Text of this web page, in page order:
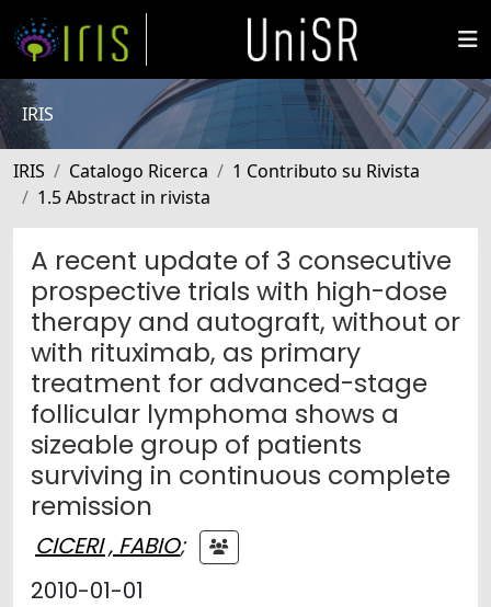
IRIS
IRIS Catalogo Ricerca
1 Contributo su Rivista
1.5 Abstract in rivista
A recent update of 3 consecutive
prospective trials with high-dose
therapy and autograft, without or
with rituximab, as primary
treatment for advanced-stage
follicular lymphoma shows a
sizeable group of patients
surviving in continuous complete
remission
CICERI , FABIO;
2010-01-01